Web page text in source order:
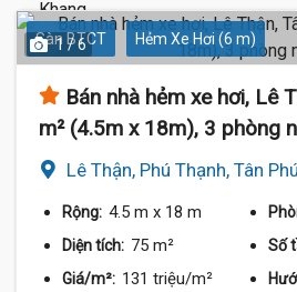
Sàn BTCT Hẻm Xe Hơi (6 m)
1 / 6
Bán nhà hẻm xe hơi, Lê
m² (4.5m x 18m), 3 phòng
Lê Thận, Phú Thạnh, Tân Phú
Rộng: 4.5 m x 18 m
Diện tích: 75 m² Số
Giá/m²: 131 triệu/m²